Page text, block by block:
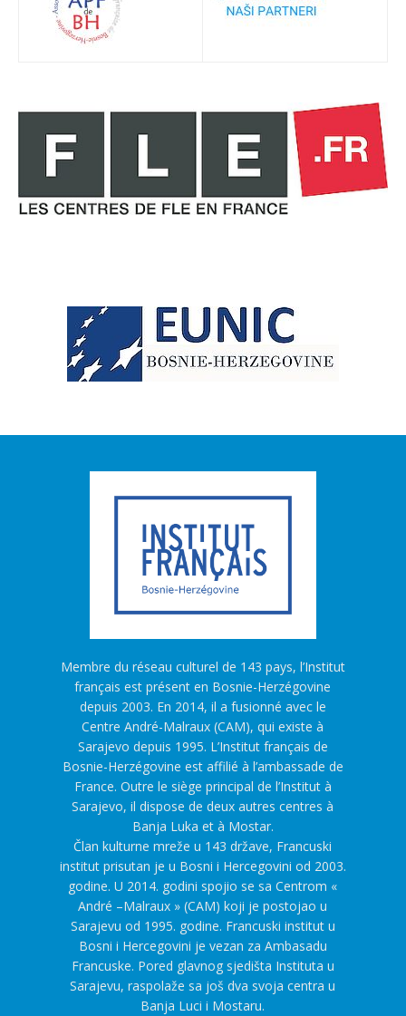
Membre du réseau culturel de 143 pays, l’Institut
français est présent en Bosnie-Herzégovine
depuis 2003. En 2014, il a fusionné avec le
Centre André-Malraux (CAM), qui existe à
Sarajevo depuis 1995. L’Institut français de
Bosnie-Herzégovine est affilié à l’ambassade de
France. Outre le siège principal de l’Institut à
Sarajevo, il dispose de deux autres centres à
Banja Luka et à Mostar.
Član kulturne mreže u 143 države, Francuski
institut prisutan je u Bosni i Hercegovini od 2003.
godine. U 2014. godini spojio se sa Centrom «
André –Malraux » (CAM) koji je postojao u
Sarajevu od 1995. godine. Francuski institut u
Bosni i Hercegovini je vezan za Ambasadu
Francuske. Pored glavnog sjedišta Instituta u
Sarajevu, raspolaže sa još dva svoja centra u
Banja Luci i Mostaru.